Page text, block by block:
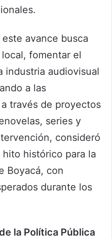
avance busca
fomentar el
industria audiovisual
a las
través de proyectos
series y
consideró
histórico para la
Boyacá, con
durante los
la Política Pública